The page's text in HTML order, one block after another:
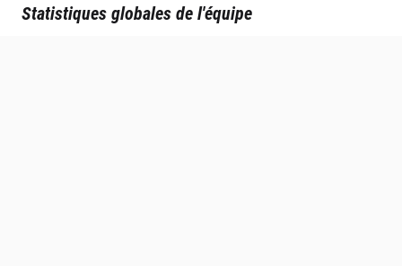
Statistiques globales de l'équipe